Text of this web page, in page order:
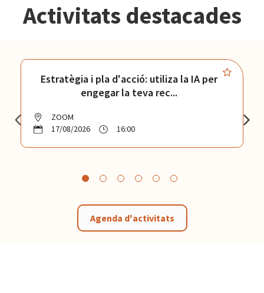
Activitats destacades
Estratègia i pla d'acció: utiliza la IA per
engegar la teva rec...
ZOOM
17/08/2026
16:00
Agenda d'activitats